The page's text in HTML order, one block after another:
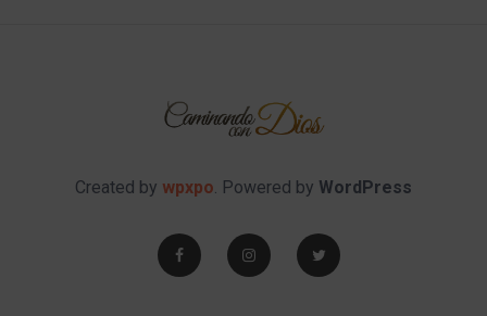
Created by wpxpo. Powered by WordPress